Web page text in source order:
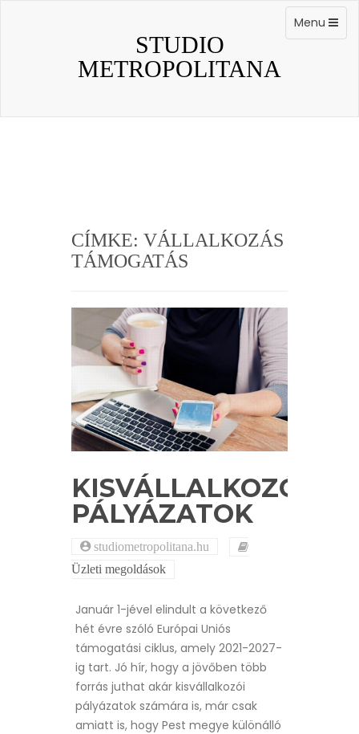
STUDIO
METROPOLITANA
Toggle
navigation
Menu
CÍMKE: VÁLLALKOZÁS
TÁMOGATÁS
KISVÁLLALKOZÓI
PÁLYÁZATOK
studiometropolitana.hu
Üzleti megoldások
Január 1-jével elindult a következő
hét évre szóló Európai Uniós
támogatási ciklus, amely 2021-2027-
ig tart. Jó hír, hogy a jövőben több
forrás juthat akár kisvállalkozói
pályázatok számára is, már csak
amiatt is, hogy Pest megye különálló